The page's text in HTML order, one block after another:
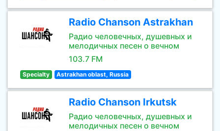
Radio Chanson Astrakhan
Радио человечных, душевных и
мелодичных песен о вечном
103.7 FM
Specialty Astrakhan oblast, Russia
Radio Chanson Irkutsk
Радио человечных, душевных и
мелодичных песен о вечном